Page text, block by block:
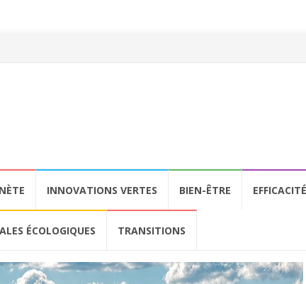
INNOVATIONS VERTES BIEN-ÊTRE
ÉCOLOGIQUES TRANSITIONS